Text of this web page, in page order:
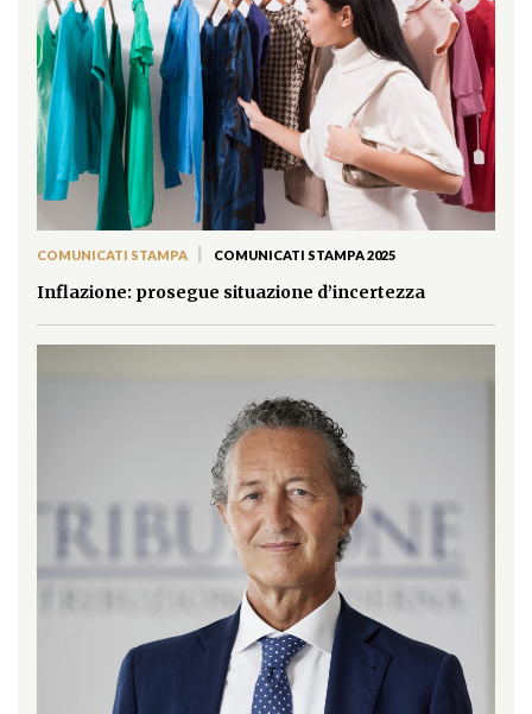
COMUNICATI STAMPA COMUNICATI STAMPA 2025
Inflazione: prosegue situazione d’incertezza